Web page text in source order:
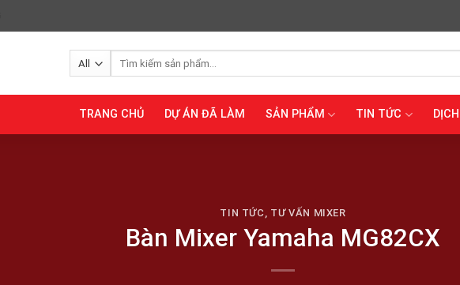
TRANG CHỦ DỰ ÁN ĐÃ LÀM SẢN PHẨM TIN TỨC
TIN TỨC TƯ VẤN MIXER
Bàn Mixer Yamaha MG82CX